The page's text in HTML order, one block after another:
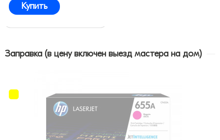
Купить
Заправка (в цену включен выезд мастера на дом)